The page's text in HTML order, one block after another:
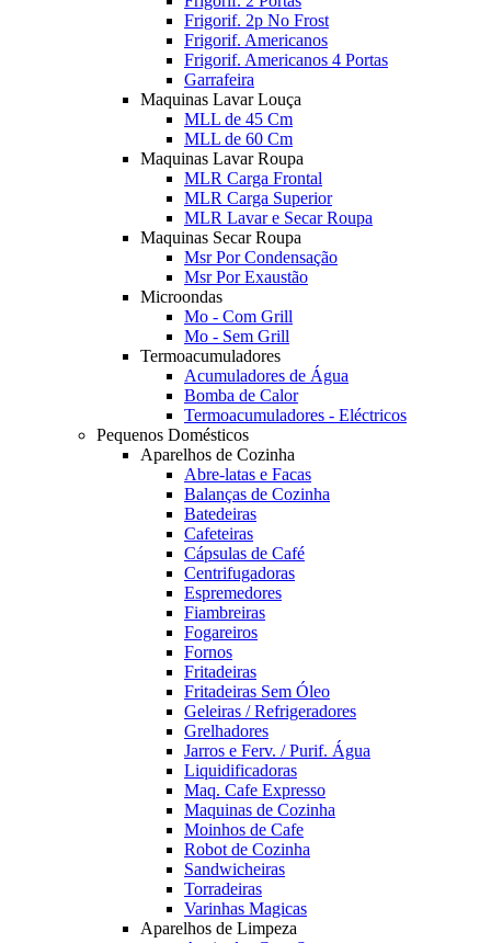
Frigorif. 2p No Frost
Frigorif. Americanos
Frigorif. Americanos 4 Portas
Garrafeira
Maquinas Lavar Louça
MLL de 45 Cm
MLL de 60 Cm
Maquinas Lavar Roupa
MLR Carga Frontal
MLR Carga Superior
MLR Lavar e Secar Roupa
Maquinas Secar Roupa
Msr Por Condensação
Msr Por Exaustão
Microondas
Mo - Com Grill
Mo - Sem Grill
Termoacumuladores
Acumuladores de Água
Bomba de Calor
Termoacumuladores - Eléctricos
Pequenos Domésticos
Aparelhos de Cozinha
Abre-latas e Facas
Balanças de Cozinha
Batedeiras
Cafeteiras
Cápsulas de Café
Centrifugadoras
Espremedores
Fiambreiras
Fogareiros
Fornos
Fritadeiras
Fritadeiras Sem Óleo
Geleiras / Refrigeradores
Grelhadores
Jarros e Ferv. / Purif. Água
Liquidificadoras
Maq. Cafe Expresso
Maquinas de Cozinha
Moinhos de Cafe
Robot de Cozinha
Sandwicheiras
Torradeiras
Varinhas Magicas
Aparelhos de Limpeza